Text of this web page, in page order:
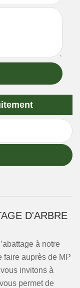
D'ARBRE
à notre
faire auprès de MP
invitons à
permet de